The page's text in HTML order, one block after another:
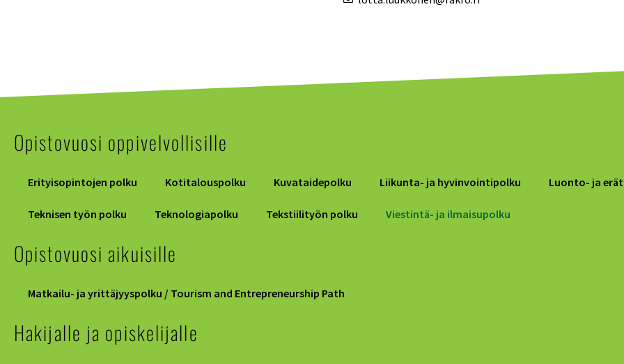
Opistovuosi oppivelvollisille
Erityisopintojen polku Kotitalouspolku Kuvataidepolku Liikunta- ja hyvinvointipolku Luonto- ja
Teknisen työn polku Teknologiapolku Tekstiilityön polku Viestintä- ja ilmaisupolku
Opistovuosi aikuisille
Matkailu- ja yrittäjyyspolku / Tourism and Entrepreneurship Path
Hakijalle ja opiskelijalle